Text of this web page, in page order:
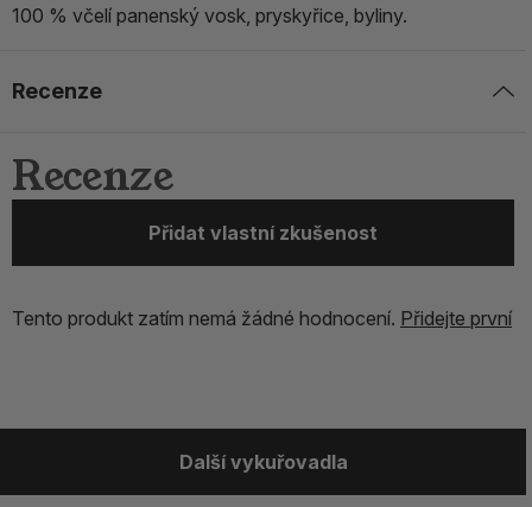
100 % včelí panenský vosk, pryskyřice, byliny.
Recenze
Recenze
Přidat vlastní zkušenost
Tento produkt zatím nemá žádné hodnocení. Přidejte první
Další vykuřovadla